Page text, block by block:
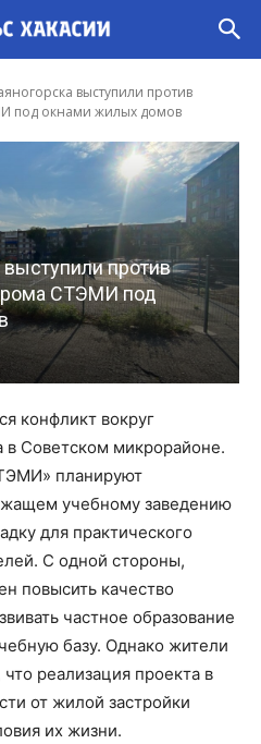
выступили против
под окнами жилых домов
против
СТЭМИ под
конфликт вокруг
в Советском микрорайоне.
планируют
учебному заведению
для практического
С одной стороны,
повысить качество
частное образование
базу. Однако жители
реализация проекта в
от жилой застройки
их жизни.